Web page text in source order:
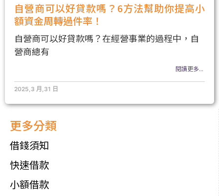
更多分類
借錢須知
快速借款
小額借款
自營商可以好貸款嗎？6方法幫助你提高小
額資金周轉過件率！
自營商可以好貸款嗎？在經營事業的過程中，自
營商總有
閱讀更多...
2025,3 月,31 日